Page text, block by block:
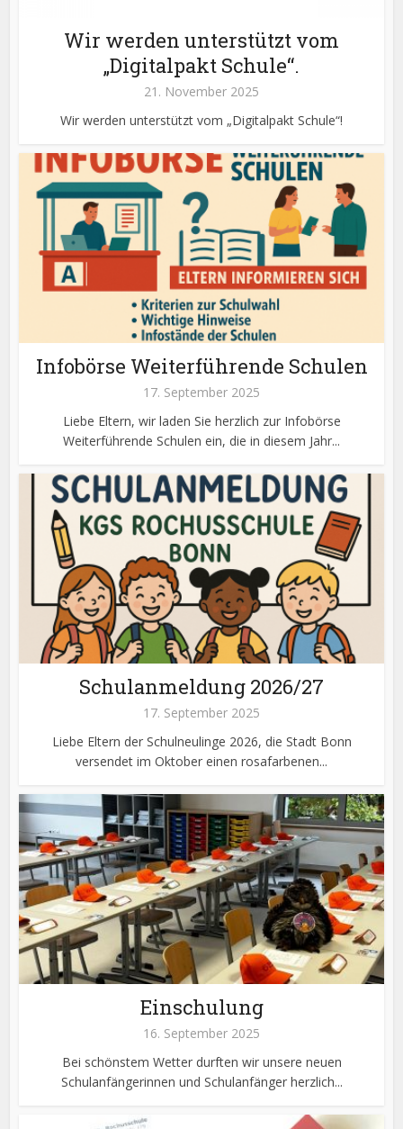
Wir werden unterstützt vom
„Digitalpakt Schule“.
21. November 2025
Wir werden unterstützt vom „Digitalpakt Schule“!
Infobörse Weiterführende Schulen
17. September 2025
Liebe Eltern, wir laden Sie herzlich zur Infobörse
Weiterführende Schulen ein, die in diesem Jahr...
Schulanmeldung 2026/27
17. September 2025
Liebe Eltern der Schulneulinge 2026, die Stadt Bonn
versendet im Oktober einen rosafarbenen...
Einschulung
16. September 2025
Bei schönstem Wetter durften wir unsere neuen
Schulanfängerinnen und Schulanfänger herzlich...